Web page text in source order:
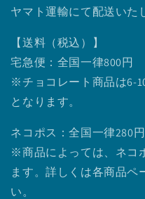
ヤマト運輸にて配送いた
【送料（税込）】
宅急便：全国一律800円
※チョコレート商品は6-
となります。
ネコポス：全国一律280円
※商品によっては、ネコ
ます。詳しくは各商品ペ
い。